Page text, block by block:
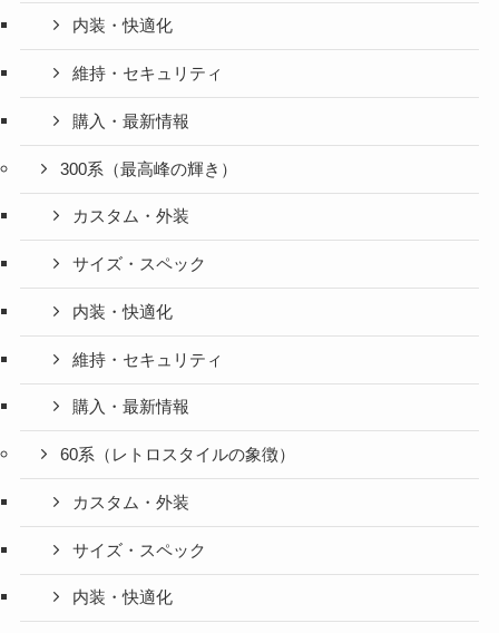
内装・快適化
維持・セキュリティ
購入・最新情報
300系（最高峰の輝き）
カスタム・外装
サイズ・スペック
内装・快適化
維持・セキュリティ
購入・最新情報
60系（レトロスタイルの象徴）
カスタム・外装
サイズ・スペック
内装・快適化